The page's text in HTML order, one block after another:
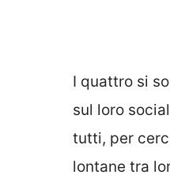
I quattro si
sul loro
tutti, per
lontane tra